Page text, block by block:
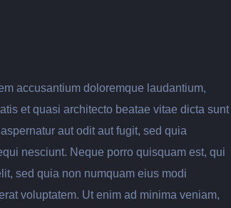
accusantium doloremque laudantium,
et quasi architecto beatae vitae dicta sunt
aut odit aut fugit, sed quia
nesciunt. Neque porro quisquam est, qui
sed quia non numquam eius modi
voluptatem. Ut enim ad minima veniam,